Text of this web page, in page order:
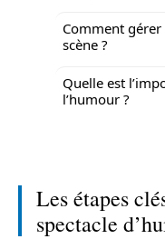
Comment
scène ?
Quelle est
l’humour ?
Les étapes
spectacle